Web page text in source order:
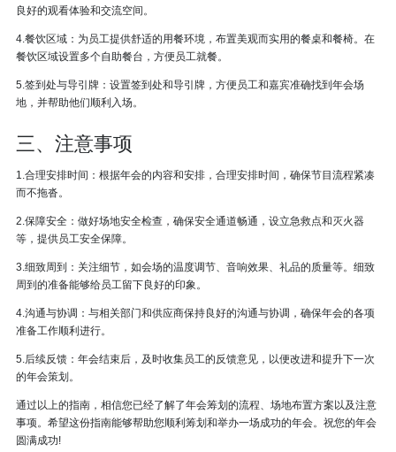
良好的观看体验和交流空间。
4.餐饮区域：为员工提供舒适的用餐环境，布置美观而实用的餐桌和餐椅。在
餐饮区域设置多个自助餐台，方便员工就餐。
5.签到处与导引牌：设置签到处和导引牌，方便员工和嘉宾准确找到年会场
地，并帮助他们顺利入场。
三、注意事项
1.合理安排时间：根据年会的内容和安排，合理安排时间，确保节目流程紧凑
而不拖沓。
2.保障安全：做好场地安全检查，确保安全通道畅通，设立急救点和灭火器
等，提供员工安全保障。
3.细致周到：关注细节，如会场的温度调节、音响效果、礼品的质量等。细致
周到的准备能够给员工留下良好的印象。
4.沟通与协调：与相关部门和供应商保持良好的沟通与协调，确保年会的各项
准备工作顺利进行。
5.后续反馈：年会结束后，及时收集员工的反馈意见，以便改进和提升下一次
的年会策划。
通过以上的指南，相信您已经了解了年会筹划的流程、场地布置方案以及注意
事项。希望这份指南能够帮助您顺利筹划和举办一场成功的年会。祝您的年会
圆满成功!